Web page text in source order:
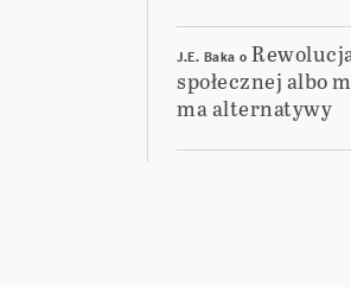
J.E. Baka o
społecznej albo
ma alternatywy